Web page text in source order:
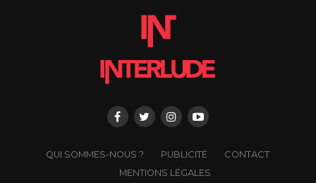
QUI SOMMES-NOUS ? PUBLICITÉ
CONTACT
MENTIONS LÉGALES